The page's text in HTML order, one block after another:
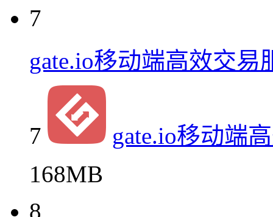
7
gate.io移动端高效交易
7
gate.io移动端
168MB
8